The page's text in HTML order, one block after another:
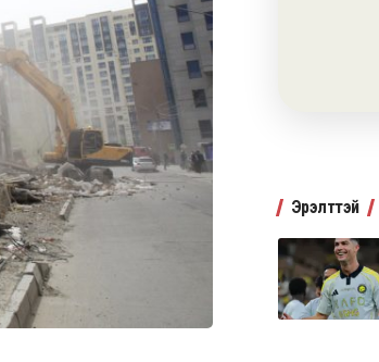
Эрэлттэй